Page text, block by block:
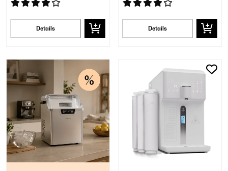
Details Details